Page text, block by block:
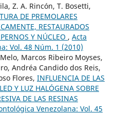
Z. A. Rincón, T. Bosetti,
DE PREMOLARES
RESTAURADOS
Y NÚCLEO , Acta
Vol. 48 Núm. 1 (2010)
Marcos Ribeiro Moyses,
Andréa Candido dos Reis,
Flores, INFLUENCIA DE LAS
Y LUZ HALÓGENA SOBRE
DE LAS RESINAS
Venezolana: Vol. 45